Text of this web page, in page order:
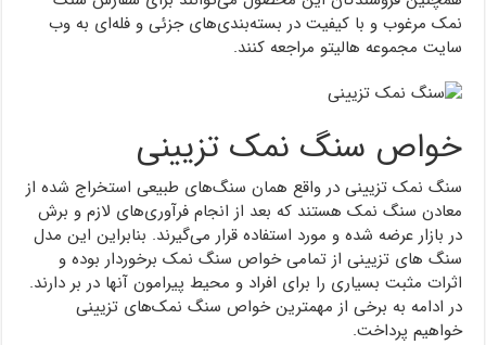
نمک مرغوب و با کیفیت در بسته‌بندی‌های جزئی و فله‌ای به وب
سایت مجموعه هالیتو مراجعه کنند.
خواص سنگ نمک تزیینی
سنگ نمک تزیینی در واقع همان سنگ‌های طبیعی استخراج شده از
معادن سنگ نمک هستند که بعد از انجام فرآوری‌های لازم و برش
در بازار عرضه شده و مورد استفاده قرار می‌گیرند. بنابراین این مدل
سنگ های تزیینی از تمامی خواص سنگ‌ نمک برخوردار بوده و
اثرات مثبت بسیاری را برای افراد و محیط پیرامون آنها در بر دارند.
در ادامه به برخی از مهمترین خواص سنگ نمک‌های تزیینی
خواهیم پرداخت.